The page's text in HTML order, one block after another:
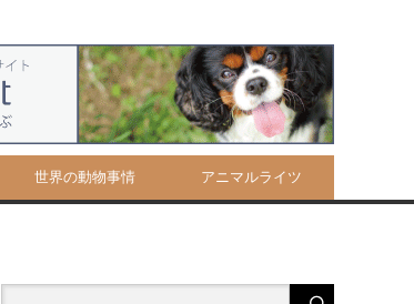
世界の動物事情 アニマルライツ